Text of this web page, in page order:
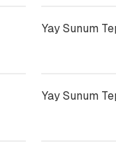
Yay Sunum
Yay Sunum